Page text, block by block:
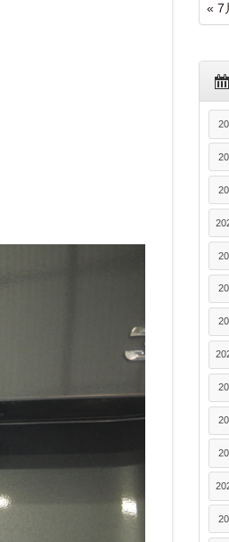
« 7